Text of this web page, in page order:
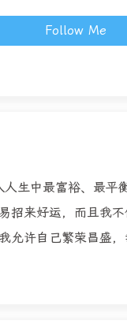
Follow Me
生中最富裕、最平
招来好运，而且我
允许自己繁荣昌盛